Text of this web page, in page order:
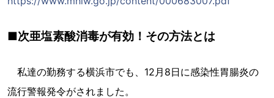
■次亜塩素酸消毒が有効！その方法とは
私達の勤務する横浜市でも、12月8日に感染性胃腸炎の
流行警報発令がされました。